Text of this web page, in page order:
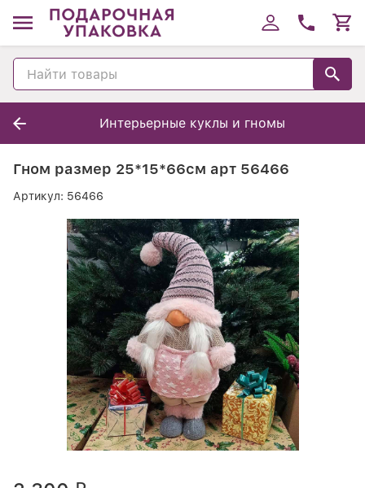
Интерьерные куклы и гномы
Гном размер 25*15*66см арт 56466
Артикул: 56466